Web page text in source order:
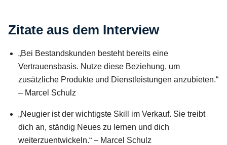
Zitate aus dem Interview
„Bei Bestandskunden besteht bereits eine
Vertrauensbasis. Nutze diese Beziehung, um
zusätzliche Produkte und Dienstleistungen anzubieten.“
– Marcel Schulz
„Neugier ist der wichtigste Skill im Verkauf. Sie treibt
dich an, ständig Neues zu lernen und dich
weiterzuentwickeln.“ – Marcel Schulz